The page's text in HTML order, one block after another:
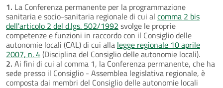
1. La Conferenza permanente per la programmazione
sanitaria e socio-sanitaria regionale di cui al comma 2 bis
dell'articolo 2 del d.lgs. 502/1992 svolge le proprie
competenze e funzioni in raccordo con il Consiglio delle
autonomie locali (CAL) di cui alla legge regionale 10 aprile
2007, n. 4(Disciplina del Consiglio delle autonomie locali).
2. Ai fini di cui al comma 1, la Conferenza permanente, che ha
sede presso il Consiglio - Assemblea legislativa regionale, è
composta dai membri del Consiglio delle autonomie locali